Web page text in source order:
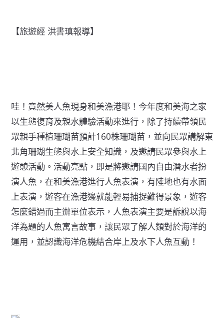
【旅遊經 洪書瑱報導】
哇！竟然美人魚現身和美漁港耶！今年度和美海之家
以生態復育及親水體驗活動來進行，除了持續帶領民
眾親手種植珊瑚苗預計160株珊瑚苗，並向民眾講解東
北角珊瑚生態與水上安全知識，及邀請民眾參與水上
遊憩活動。活動亮點，即是將邀請國內自由潛水者扮
演人魚，在和美漁港進行人魚表演，有陸地也有水面
上表演，遊客在漁港邊就能輕易捕捉難得景象，遊客
怎麼錯過而主辦單位表示，人魚表演主要是訴說以海
洋為題的人魚寓言故事，讓民眾了解人類對於海洋的
運用，並認識海洋危機結合岸上及水下人魚互動！